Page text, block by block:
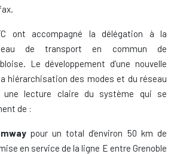
ont accompagné la délégation à la
de transport en commun de
Le développement d’une nouvelle
hiérarchisation des modes et du réseau
lecture claire du système qui se
de :
pour un total d’environ 50 km de
en service de la ligne E entre Grenoble